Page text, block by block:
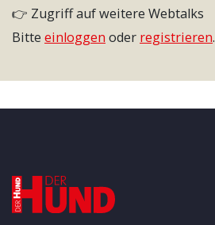
👉 Zugriff auf weitere Webtalks
Bitte einloggen oder registrieren.